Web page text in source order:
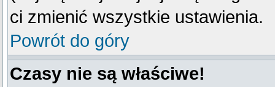
ci zmienić wszystkie ustawienia.
Powrót do góry
Czasy nie są właściwe!